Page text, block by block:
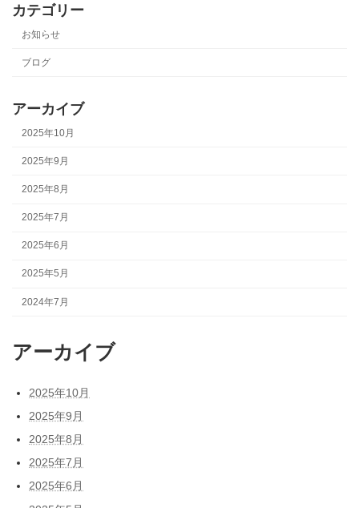
カテゴリー
お知らせ
ブログ
アーカイブ
2025年10月
2025年9月
2025年8月
2025年7月
2025年6月
2025年5月
2024年7月
アーカイブ
2025年10月
2025年9月
2025年8月
2025年7月
2025年6月